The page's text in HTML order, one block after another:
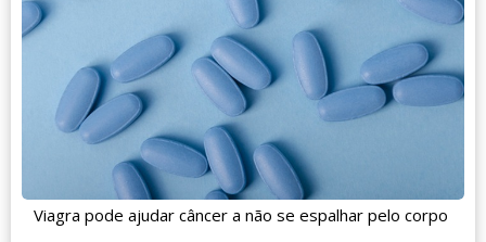
Viagra pode ajudar câncer a não se espalhar pelo corpo